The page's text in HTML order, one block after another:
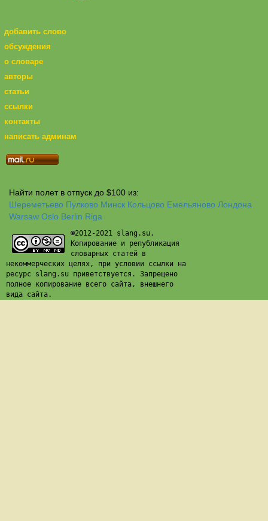
добавить слово
обсуждения
о словаре
авторы
статьи
ссылки
контакты
написать админам
Найти полет в отпуск до $100 из:
Шереметьево Пулково Минск Кольцово Емельяново Лондона
Warsaw Oslo Berlin Riga
©2012-2021 slang.su.
Копирование и републикация
словарных статей в
некоммерческих целях, при условии ссылки на
ресурс slang.su приветствуется. Запрещено
полное копирование всего сайта, внешнего
вида сайта.